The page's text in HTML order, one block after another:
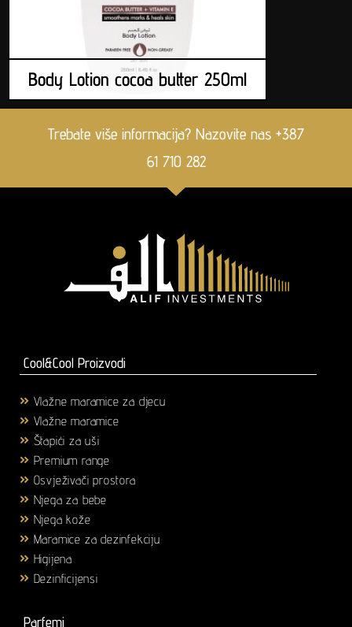
Body Lotion cocoa butter 250ml
Trebate više informacija? Nazovite nas +387
61 710 282
Cool&Cool Proizvodi
Vlažne maramice za djecu
Vlažne maramice
Štapići za uši
Premium range
Osvježivači prostora
Njega za bebe
Njega kože
Maramice za dezinfekciju
Higijena
Dezinficijensi
Parfemi